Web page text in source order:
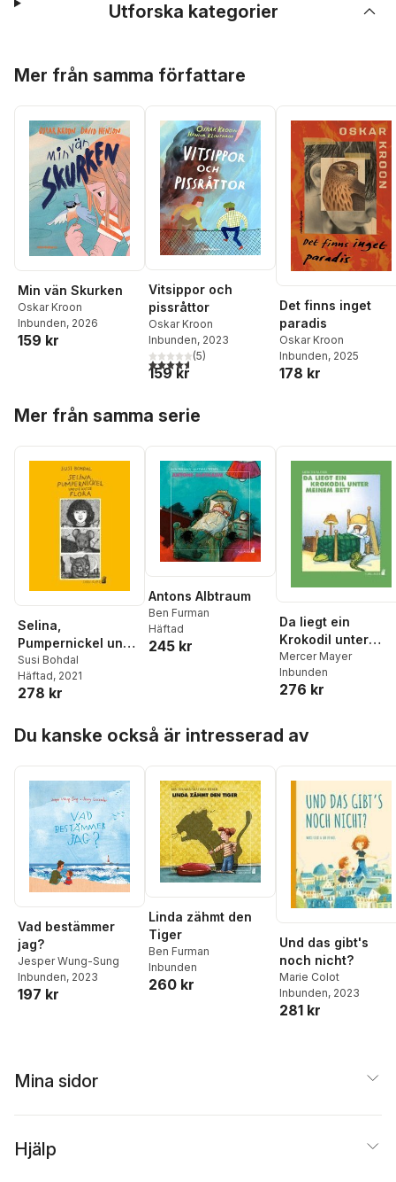
Utforska kategorier
Mer från samma författare
Min vän Skurken
Oskar Kroon
Inbunden, 2026
159 kr
Vitsippor och
pissråttor
Oskar Kroon
Inbunden, 2023
4,6utav 5 stjärnor. Totalt antal röster:
(5)
159 kr
Det finns inget
paradis
Oskar Kroon
Inbunden, 2025
178 kr
Mer från samma serie
Selina,
Pumpernickel und
die Katze Flora
Susi Bohdal
Häftad, 2021
278 kr
Antons Albtraum
Ben Furman
Häftad
245 kr
Da liegt ein
Krokodil unter
meinem Bett
Mercer Mayer
Inbunden
276 kr
Du kanske också är intresserad av
Vad bestämmer
jag?
Jesper Wung-Sung
Inbunden, 2023
197 kr
Linda zähmt den
Tiger
Ben Furman
Inbunden
260 kr
Und das gibt's
noch nicht?
Marie Colot
Inbunden, 2023
281 kr
Mina sidor
Hjälp